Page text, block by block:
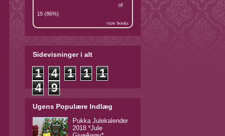
of
15 (86%)
view books
Sidevisninger i alt
1 4 1 1
1
4
9
Ugens Populære Indlæg
Pukka Julekalender
2018 *Jule